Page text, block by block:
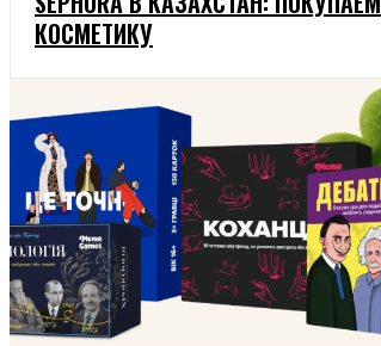
КОСМЕТИКУ